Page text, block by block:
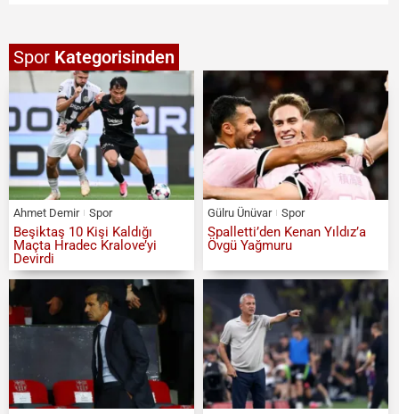
Spor Kategorisinden
Ahmet Demir Spor
Beşiktaş 10 Kişi Kaldığı
Maçta Hradec Kralove’yi
Devirdi
Gülru Ünüvar Spor
Spalletti’den Kenan Yıldız’a
Övgü Yağmuru